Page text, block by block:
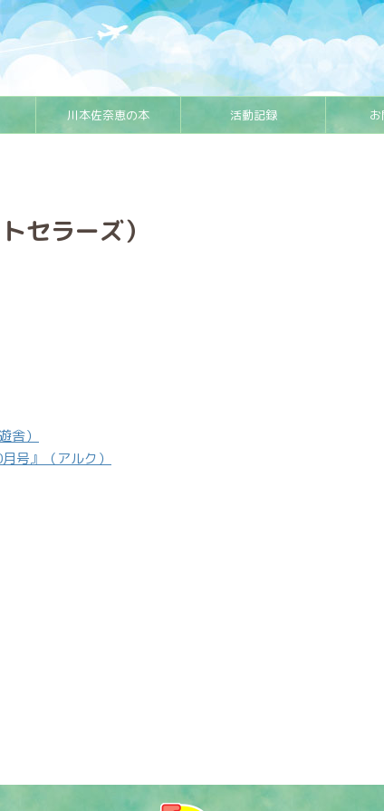
川本佐奈恵の本 活動記録
セラーズ）
舎）
号』（アルク）